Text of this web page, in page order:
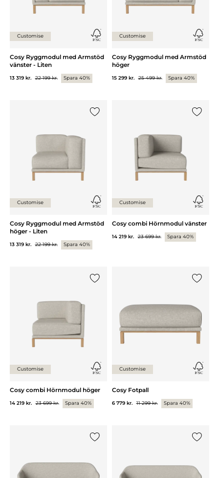
Customise
Cosy Ryggmodul med Armstöd
vänster - Liten
13 319 kr. 22 199 kr. Spara 40%
Customise
Cosy Ryggmodul med Armstöd
höger
15 299 kr. 25 499 kr. Spara 40%
Customise
Cosy Ryggmodul med Armstöd
höger - Liten
13 319 kr. 22 199 kr. Spara 40%
Customise
Cosy combi Hörnmodul vänster
14 219 kr. 23 699 kr. Spara 40%
Customise
Cosy combi Hörnmodul höger
14 219 kr. 23 699 kr. Spara 40%
Customise
Cosy Fotpall
6 779 kr. 11 299 kr. Spara 40%